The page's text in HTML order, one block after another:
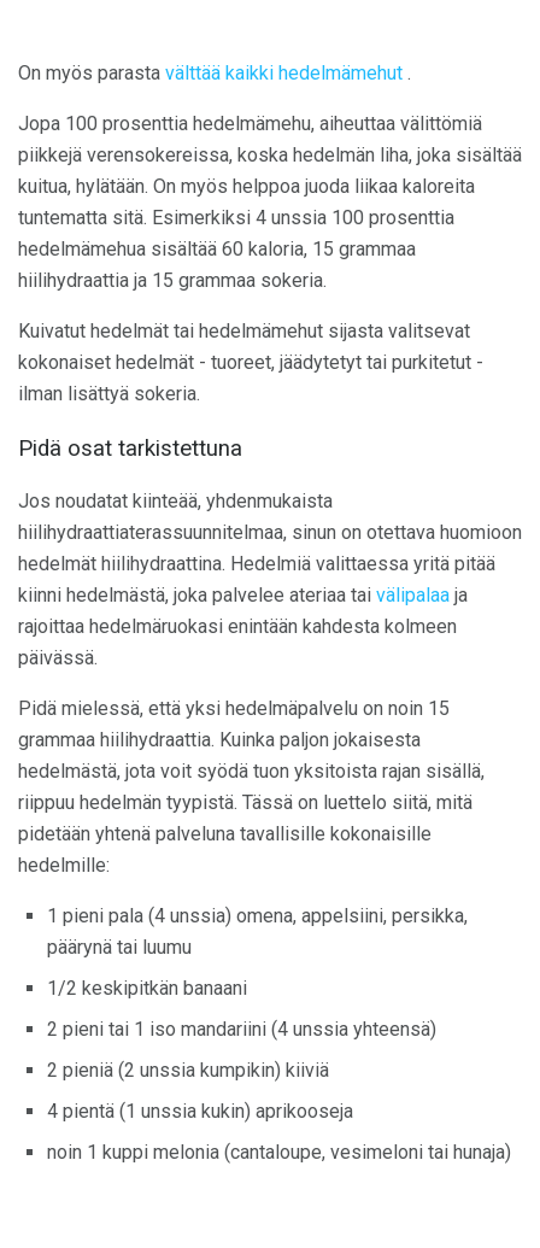
On myös parasta välttää kaikki hedelmämehut .
Jopa 100 prosenttia hedelmämehu, aiheuttaa välittömiä
piikkejä verensokereissa, koska hedelmän liha, joka sisältää
kuitua, hylätään. On myös helppoa juoda liikaa kaloreita
tuntematta sitä. Esimerkiksi 4 unssia 100 prosenttia
hedelmämehua sisältää 60 kaloria, 15 grammaa
hiilihydraattia ja 15 grammaa sokeria.
Kuivatut hedelmät tai hedelmämehut sijasta valitsevat
kokonaiset hedelmät - tuoreet, jäädytetyt tai purkitetut -
ilman lisättyä sokeria.
Pidä osat tarkistettuna
Jos noudatat kiinteää, yhdenmukaista
hiilihydraattiaterassuunnitelmaa, sinun on otettava huomioon
hedelmät hiilihydraattina. Hedelmiä valittaessa yritä pitää
kiinni hedelmästä, joka palvelee ateriaa tai välipalaa ja
rajoittaa hedelmäruokasi enintään kahdesta kolmeen
päivässä.
Pidä mielessä, että yksi hedelmäpalvelu on noin 15
grammaa hiilihydraattia. Kuinka paljon jokaisesta
hedelmästä, jota voit syödä tuon yksitoista rajan sisällä,
riippuu hedelmän tyypistä. Tässä on luettelo siitä, mitä
pidetään yhtenä palveluna tavallisille kokonaisille
hedelmille:
1 pieni pala (4 unssia) omena, appelsiini, persikka,
päärynä tai luumu
1/2 keskipitkän banaani
2 pieni tai 1 iso mandariini (4 unssia yhteensä)
2 pieniä (2 unssia kumpikin) kiiviä
4 pientä (1 unssia kukin) aprikooseja
noin 1 kuppi melonia (cantaloupe, vesimeloni tai hunaja)